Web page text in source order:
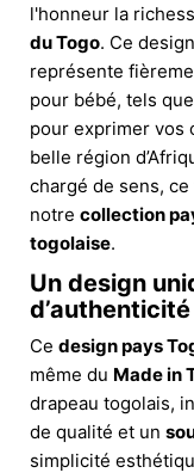
l'honneur la
du Togo. Ce
représente
pour bébé, tels
pour exprimer vos
belle région
chargé de sens,
notre collection
togolaise.
Un design
d’authenticité
Ce design pays
même du Made in
drapeau togolais,
de qualité et un
simplicité